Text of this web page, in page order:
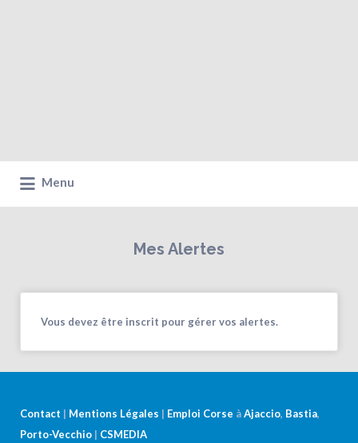
Menu
Mes Alertes
Vous devez être inscrit pour gérer vos alertes.
Contact | Mentions Légales | Emploi Corse àAjaccio, Bastia,
Porto-Vecchio | CSMEDIA